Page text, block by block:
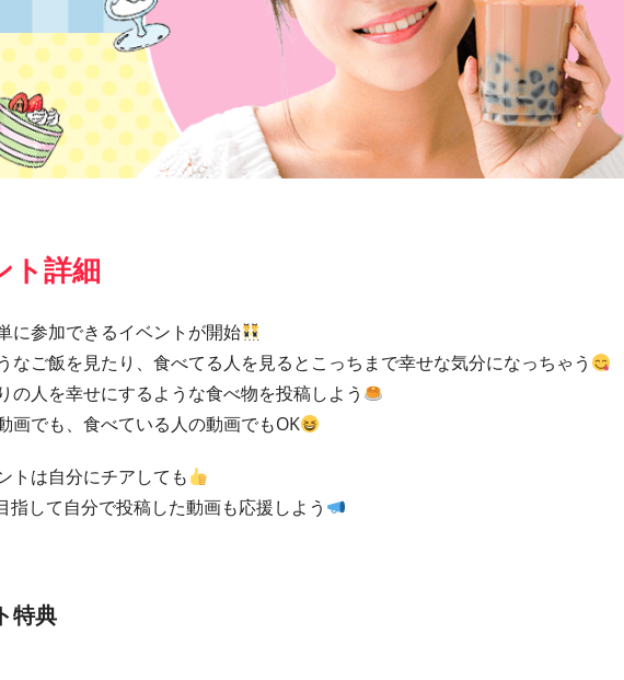
ト詳細
に参加できるイベントが開始
なご飯を見たり、食べてる人を見るとこっちまで幸せな気分になっちゃう
の人を幸せにするような食べ物を投稿しよう
画でも、食べている人の動画でもOK
トは自分にチアしても
指して自分で投稿した動画も応援しよう
特典